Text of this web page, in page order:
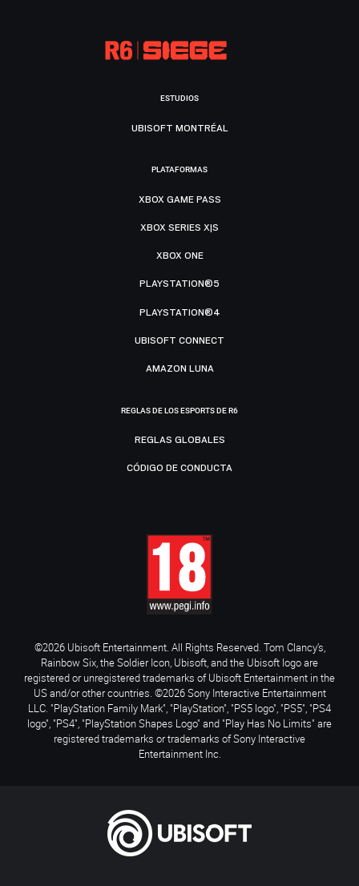
ESTUDIOS
UBISOFT MONTRÉAL
PLATAFORMAS
XBOX GAME PASS
XBOX SERIES X|S
XBOX ONE
PLAYSTATION®5
PLAYSTATION®4
UBISOFT CONNECT
AMAZON LUNA
REGLAS DE LOS ESPORTS DE R6
REGLAS GLOBALES
CÓDIGO DE CONDUCTA
©2026 Ubisoft Entertainment. All Rights Reserved. Tom Clancy’s,
Rainbow Six, the Soldier Icon, Ubisoft, and the Ubisoft logo are
registered or unregistered trademarks of Ubisoft Entertainment in the
US and/or other countries. ©2026 Sony Interactive Entertainment
LLC. "PlayStation Family Mark", "PlayStation", "PS5 logo", "PS5", "PS4
logo", "PS4", "PlayStation Shapes Logo" and "Play Has No Limits" are
registered trademarks or trademarks of Sony Interactive
Entertainment Inc.